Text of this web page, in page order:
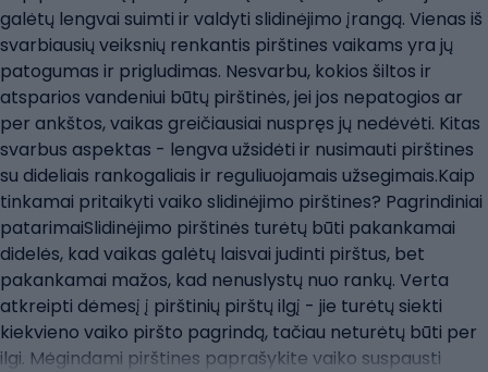
galėtų lengvai suimti ir valdyti slidinėjimo įrangą. Vienas iš
svarbiausių veiksnių renkantis pirštines vaikams yra jų
patogumas ir prigludimas. Nesvarbu, kokios šiltos ir
atsparios vandeniui būtų pirštinės, jei jos nepatogios ar
per ankštos, vaikas greičiausiai nuspręs jų nedėvėti. Kitas
svarbus aspektas - lengva užsidėti ir nusimauti pirštines
su dideliais rankogaliais ir reguliuojamais užsegimais.Kaip
tinkamai pritaikyti vaiko slidinėjimo pirštines? Pagrindiniai
patarimaiSlidinėjimo pirštinės turėtų būti pakankamai
didelės, kad vaikas galėtų laisvai judinti pirštus, bet
pakankamai mažos, kad nenuslystų nuo rankų. Verta
atkreipti dėmesį į pirštinių pirštų ilgį - jie turėtų siekti
kiekvieno vaiko piršto pagrindą, tačiau neturėtų būti per
ilgi. Mėgindami pirštines paprašykite vaiko suspausti